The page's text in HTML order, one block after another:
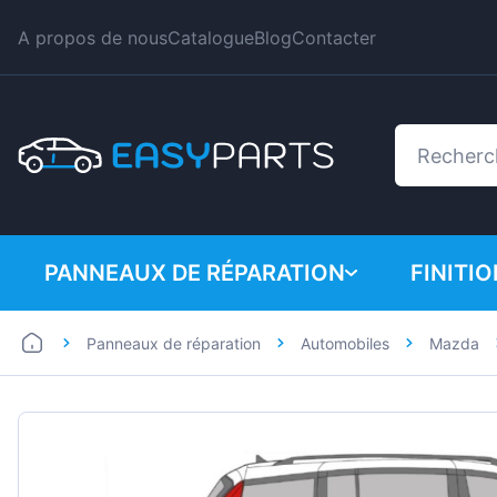
A propos de nousCatalogueBlogContacter
PANNEAUX DE RÉPARATION
Automobiles
BMW
Fiat
Panneaux de réparation Automobiles Mazda